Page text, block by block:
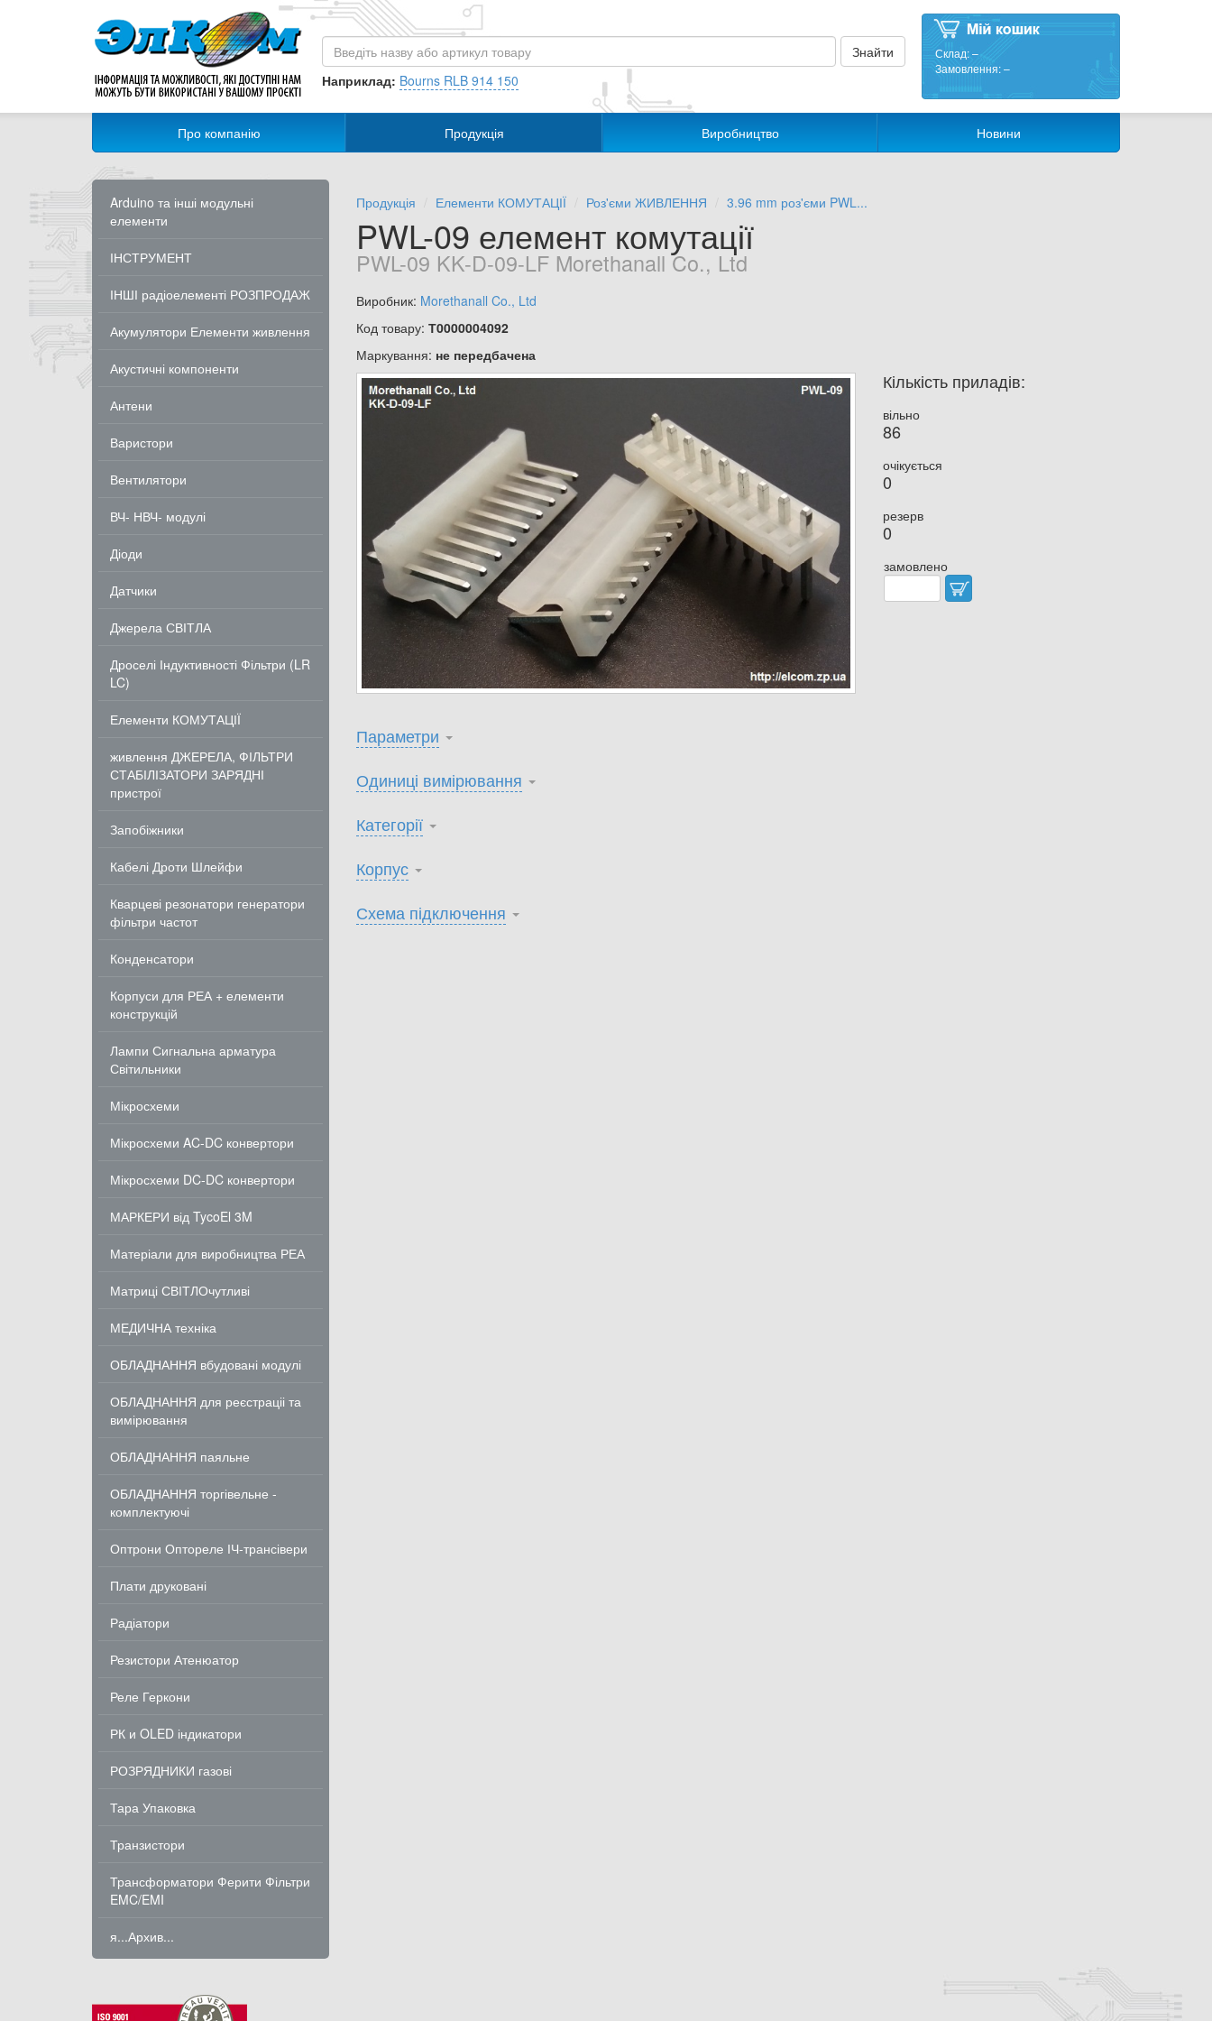
Наприклад: Bourns RLB 914 150
Склад:–
Замовлення:–
Про компанію Продукція Виробництво Новини
Arduino та інші модульні
елементи
ІНСТРУМЕНТ
ІНШІ радіоелементі РОЗПРОДАЖ
Акумулятори Елементи живлення
Акустичні компоненти
Антени
Варистори
Вентилятори
ВЧ- НВЧ- модулі
Діоди
Датчики
Джерела СВІТЛА
Дроселі Індуктивності Фільтри (LR
LC)
Елементи КОМУТАЦІЇ
живлення ДЖЕРЕЛА, ФІЛЬТРИ
СТАБІЛІЗАТОРИ ЗАРЯДНІ
пристрої
Запобіжники
Кабелі Дроти Шлейфи
Кварцеві резонатори генератори
фільтри частот
Конденсатори
Корпуси для РЕА + елементи
конструкцій
Лампи Сигнальна арматура
Світильники
Мікросхеми
Мікросхеми AC-DC конвертори
Мікросхеми DC-DC конвертори
МАРКЕРИ від TycoEl 3M
Матеріали для виробництва РЕА
Матриці СВІТЛОчутливі
МЕДИЧНА техніка
ОБЛАДНАННЯ вбудовані модулі
ОБЛАДНАННЯ для реєстраціі та
вимірювання
ОБЛАДНАННЯ паяльне
ОБЛАДНАННЯ торгівельне -
комплектуючі
Оптрони Оптореле ІЧ-трансівери
Плати друковані
Радіатори
Резистори Атенюатор
Реле Геркони
РК и OLED індикатори
РОЗРЯДНИКИ газові
Тара Упаковка
Транзистори
Трансформатори Ферити Фільтри
EMC/EMI
я...Архив...
Продукція Елементи КОМУТАЦІЇ Роз'єми ЖИВЛЕННЯ 3.96 mm роз'єми PWL...
PWL-09 елемент комутації
PWL-09 KK-D-09-LF Morethanall Co., Ltd
Виробник: Morethanall Co., Ltd
Код товару: Т0000004092
Маркування: не передбачена
Кількість приладів:
вільно
86
очікується
0
резерв
0
замовлено
Параметри
Одиниці вимірювання
Категорії
Корпус
Схема підключення